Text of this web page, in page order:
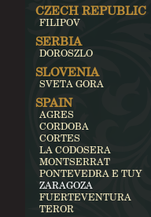
CZECH REPUBLIC
FILIPOV
SERBIA
DOROSZLO
SLOVENIA
SVETA GORA
SPAIN
AGRES
CORDOBA
CORTES
LA CODOSERA
MONTSERRAT
PONTEVEDRA E TUY
ZARAGOZA
FUERTEVENTURA
TEROR